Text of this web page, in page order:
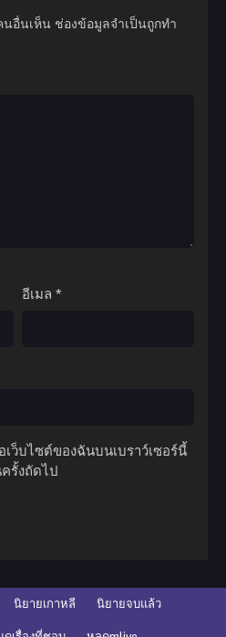
นอื่นเห็น ช่องข้อมูลจำเป็นถูกทำ
อีเมล *
ว็บไซต์ของฉันบนเบราว์เซอร์นี้
รั้งถัดไป
นิยายเกาหลี นิยายจบแล้ว